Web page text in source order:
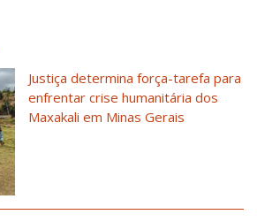
Justiça determina força-tarefa para
enfrentar crise humanitária dos
Maxakali em Minas Gerais